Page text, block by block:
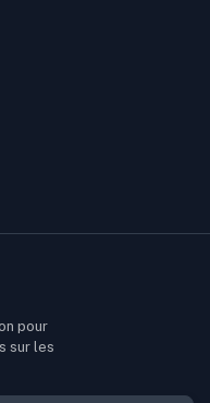
pour
sur les